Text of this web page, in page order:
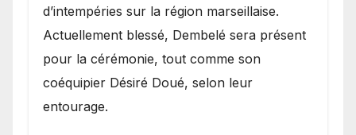
d’intempéries sur la région marseillaise.
Actuellement blessé, Dembelé sera présent
pour la cérémonie, tout comme son
coéquipier Désiré Doué, selon leur
entourage.